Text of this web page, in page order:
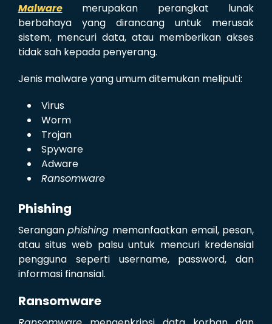
Malwaremerupakan perangkat lunak
berbahaya yang dirancang untuk merusak
sistem, mencuri data, atau memberikan akses
tidak sah kepada penyerang.
Jenis malware yang umum ditemukan meliputi:
Virus
Worm
Trojan
Spyware
Adware
Ransomware
Phishing
Seranganphishing memanfaatkan email, pesan,
atau situs web palsu untuk mencuri kredensial
pengguna seperti username, password, dan
informasi finansial.
Ransomware